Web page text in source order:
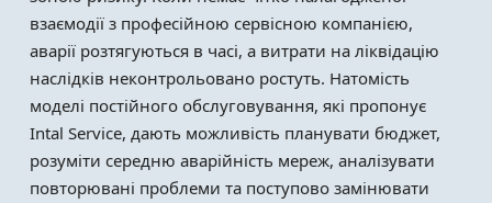
взаємодії з професійною сервісною компанією,
аварії розтягуються в часі, а витрати на ліквідацію
наслідків неконтрольовано ростуть. Натомість
моделі постійного обслуговування, які пропонує
Intal Service, дають можливість планувати бюджет,
розуміти середню аварійність мереж, аналізувати
повторювані проблеми та поступово замінювати